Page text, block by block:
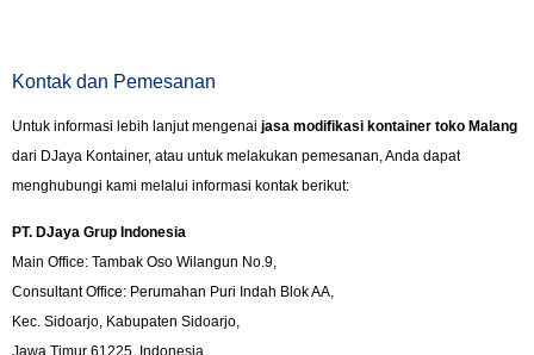
Kontak dan Pemesanan
Untuk informasi lebih lanjut mengenai jasa modifikasi kontainer toko Malang
dari DJaya Kontainer, atau untuk melakukan pemesanan, Anda dapat
menghubungi kami melalui informasi kontak berikut:
PT. DJaya Grup Indonesia
Main Office: Tambak Oso Wilangun No.9,
Consultant Office: Perumahan Puri Indah Blok AA,
Kec. Sidoarjo, Kabupaten Sidoarjo,
Jawa Timur 61225, Indonesia